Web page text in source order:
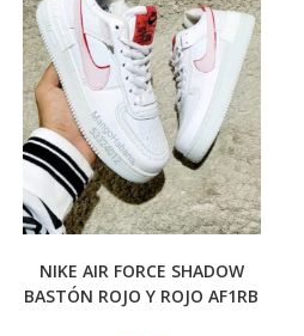
en
la
página
de
producto
NIKE AIR FORCE SHADOW
BASTÓN ROJO Y ROJO AF1RB